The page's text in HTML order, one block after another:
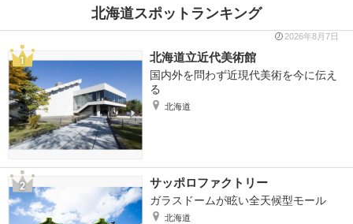
北海道スポットランキング
2026年8月7日
北海道立近代美術館
国内外を問わず近現代美術を今に伝え
る
北海道
サッポロファクトリー
ガラスドームが眩い全天候型モール
北海道